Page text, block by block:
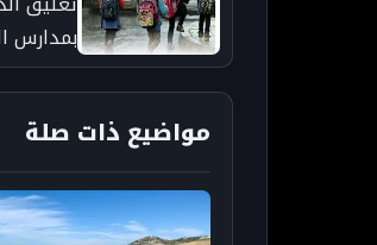
بمدارس
سوء
مواضيع ذات صلة